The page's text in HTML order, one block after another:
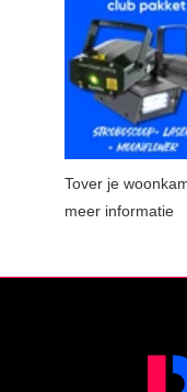
Tover je
meer informatie